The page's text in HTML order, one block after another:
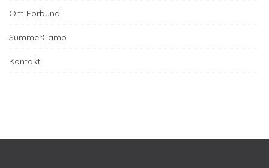
Om Forbund
SummerCamp
Kontakt